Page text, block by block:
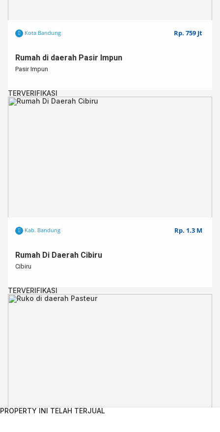
Kota Bandung Rp. 759 Jt
Rumah di daerah Pasir Impun
Pasir Impun
TERVERIFIKASI
Kab. Bandung Rp. 1.3 M
Rumah Di Daerah Cibiru
Cibiru
TERVERIFIKASI
PROPERTY INI TELAH TERJUAL